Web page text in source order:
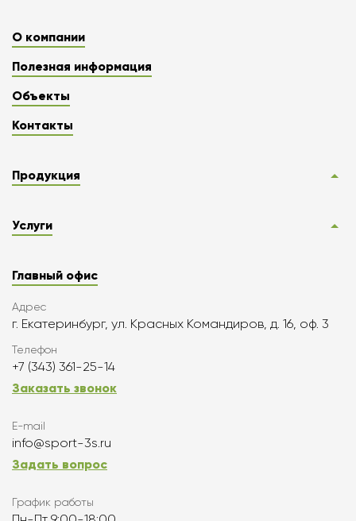
О компании
Полезная информация
Объекты
Контакты
Продукция
Услуги
Главный офис
Адрес
г. Екатеринбург, ул. Красных Командиров, д. 16, оф. 3
Телефон
+7 (343) 361-25-14
Заказать звонок
E-mail
info@sport-3s.ru
Задать вопрос
График работы